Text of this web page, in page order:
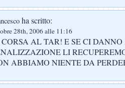
ha scritto:
28th, 2006 alle 11:16
AL TAR! E SE CI
LI
ABBIAMO NIENTE DA